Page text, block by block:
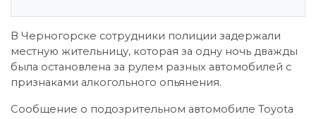
В Черногорске сотрудники полиции задержали
местную жительницу, которая за одну ночь дважды
была остановлена за рулем разных автомобилей с
признаками алкогольного опьянения.
Сообщение о подозрительном автомобиле Toyota